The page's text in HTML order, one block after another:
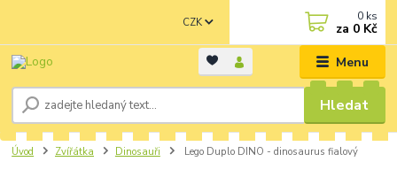
Menu
CZK
Hledat
0 ks
za 0 Kč
Úvod Zvířátka Dinosauři Lego Duplo DINO - dinosaurus fialový